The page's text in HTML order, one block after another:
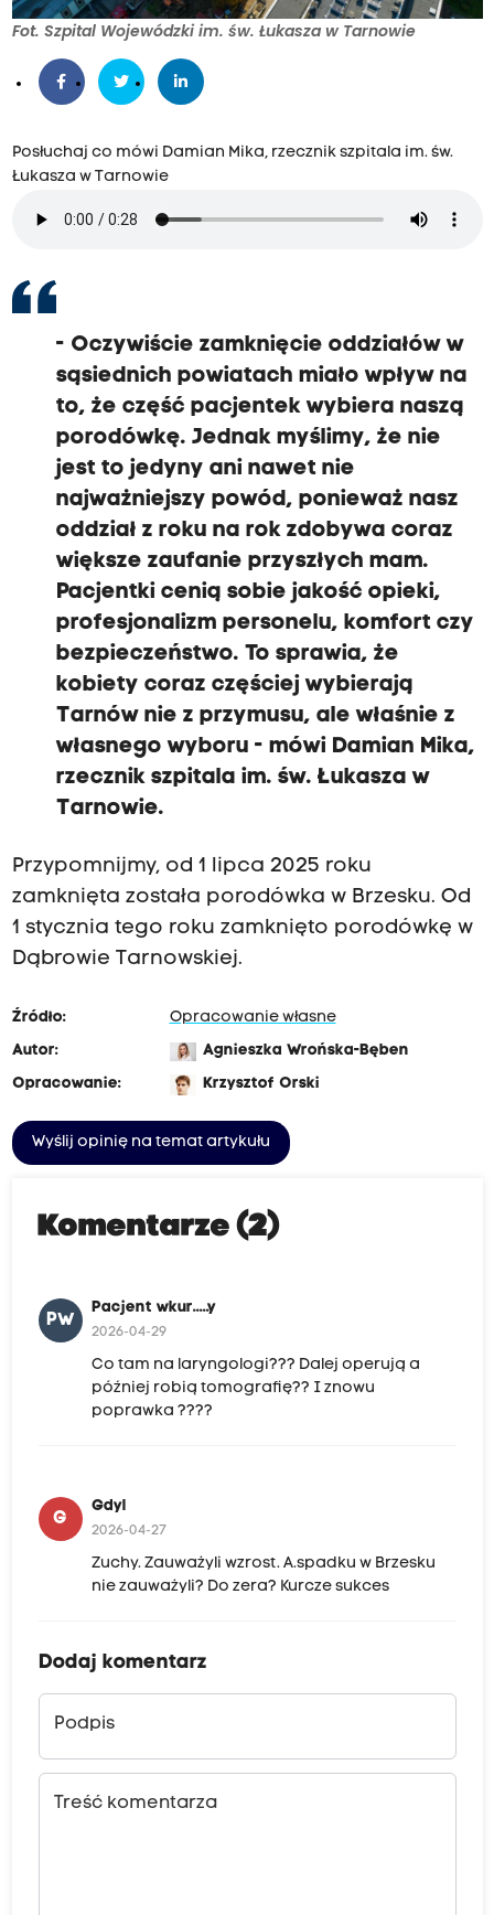
Fot. Szpital Wojewódzki im. św. Łukasza w Tarnowie
Posłuchaj co mówi Damian Mika, rzecznik szpitala im. św.
Łukasza w Tarnowie
- Oczywiście zamknięcie oddziałów w
sąsiednich powiatach miało wpływ na
to, że część pacjentek wybiera naszą
porodówkę. Jednak myślimy, że nie
jest to jedyny ani nawet nie
najważniejszy powód, ponieważ nasz
oddział z roku na rok zdobywa coraz
większe zaufanie przyszłych mam.
Pacjentki cenią sobie jakość opieki,
profesjonalizm personelu, komfort czy
bezpieczeństwo. To sprawia, że
kobiety coraz częściej wybierają
Tarnów nie z przymusu, ale właśnie z
własnego wyboru - mówi Damian Mika,
rzecznik szpitala im. św. Łukasza w
Tarnowie.
Przypomnijmy, od 1 lipca 2025 roku
zamknięta została porodówka w Brzesku. Od
1 stycznia tego roku zamknięto porodówkę w
Dąbrowie Tarnowskiej.
Źródło:
Opracowanie własne
Autor:
Agnieszka Wrońska-Bęben
Opracowanie:
Krzysztof Orski
Wyślij opinię na temat artykułu
Komentarze (2)
PW
Pacjent wkur.....y
2026-04-29
Co tam na laryngologi??? Dalej operują a
później robią tomografię?? I znowu
poprawka ????
G
Gdyl
2026-04-27
Zuchy. Zauważyli wzrost. A.spadku w Brzesku
nie zauważyli? Do zera? Kurcze sukces
Dodaj komentarz
Podpis
Treść komentarza